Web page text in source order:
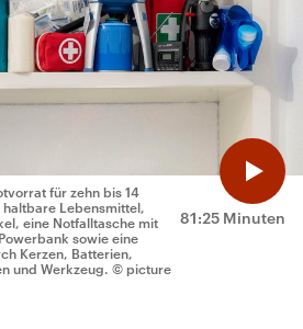
81:25 Minuten
für zehn bis 14
haltbare Lebensmittel,
eine Notfalltasche mit
sowie eine
Kerzen, Batterien,
und Werkzeug. © picture